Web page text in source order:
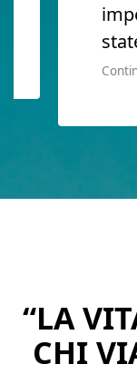
“LA
CHI